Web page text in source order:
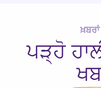
ਪੜ੍ਹੋ